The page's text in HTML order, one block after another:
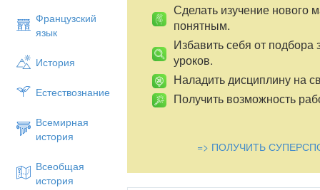
Французский
язык
История
Естествознание
Всемирная
история
Всеобщая
история
Сделать изучение нового
понятным.
Избавить себя от подбора
уроков.
Наладить дисциплину на
Получить возможность
=> ПОЛУЧИТЬ